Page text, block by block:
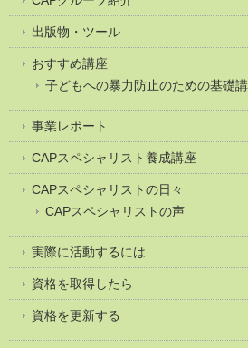
出版物・ツール
おすすめ講座
子どもへの暴力防止のための基礎
事業レポート
CAPスペシャリスト養成講座
CAPスペシャリストの日々
CAPスペシャリストの声
実際に活動するには
資格を取得したら
資格を更新する